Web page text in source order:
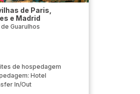
de Paris,
e Madrid
Guarulhos
de hospedagem
Hotel
In/Out